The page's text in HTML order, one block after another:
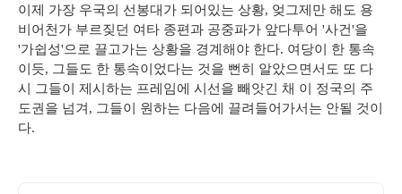
이제 가장 우국의 선봉대가 되어있는 상황, 엊그제만 해도 용
비어천가 부르짖던 여타 종편과 공중파가 앞다투어 '사건'을
'가쉽성'으로 끌고가는 상황을 경계해야 한다. 여당이 한 통속
이듯, 그들도 한 통속이었다는 것을 뻔히 알았으면서도 또 다
시 그들이 제시하는 프레임에 시선을 빼앗긴 채 이 정국의 주
도권을 넘겨, 그들이 원하는 다음에 끌려들어가서는 안될 것이
다.